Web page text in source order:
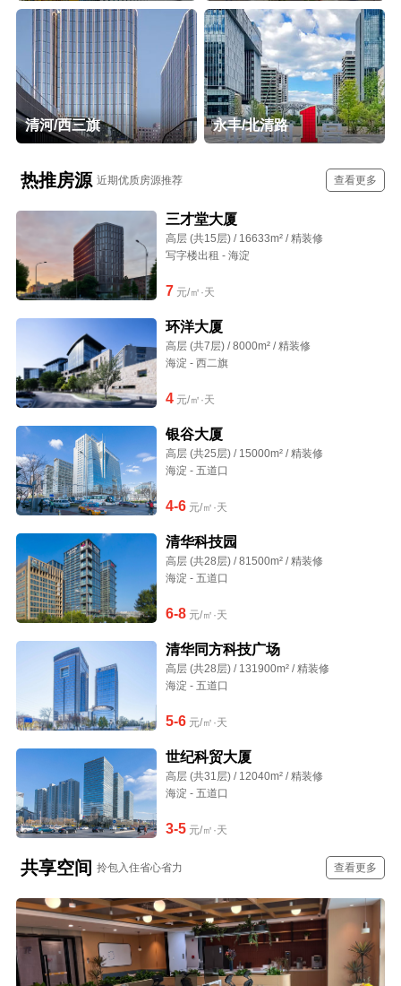
清河/西三旗 永丰/北清路
热推房源 近期优质房源推荐 查看更多
三才堂大厦
高层 (共15层) / 16633m² / 精装修
写字楼出租 - 海淀
7 元/㎡·天
环洋大厦
高层 (共7层) / 8000m² / 精装修
海淀 - 西二旗
4元/㎡·天
银谷大厦
高层 (共25层) / 15000m² / 精装修
海淀 - 五道口
4-6元/㎡·天
清华科技园
高层 (共28层) / 81500m² / 精装修
海淀 - 五道口
6-8元/㎡·天
清华同方科技广场
高层 (共28层) / 131900m² / 精装修
海淀 - 五道口
5-6元/㎡·天
世纪科贸大厦
高层 (共31层) / 12040m² / 精装修
海淀 - 五道口
3-5元/㎡·天
共享空间 拎包入住省心省力 查看更多